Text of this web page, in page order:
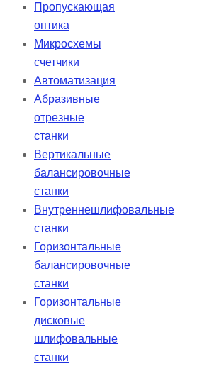
Пропускающая
оптика
Микросхемы
счетчики
Автоматизация
Абразивные
отрезные
станки
Вертикальные
балансировочные
станки
Внутреннешлифовальные
станки
Горизонтальные
балансировочные
станки
Горизонтальные
дисковые
шлифовальные
станки